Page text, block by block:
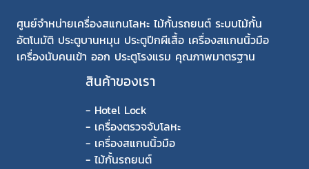
ศูนย์จำหน่ายเครื่องสแกนโลหะ ไม้กั้นรถยนต์ ระบบไม้กั้น
อัตโนมัติ ประตูบานหมุน ประตูปีกผีเสื้อ เครื่องสแกนนิ้วมือ
เครื่องนับคนเข้า ออก ประตูโรงแรม คุณภาพมาตรฐาน
สินค้าของเรา
- Hotel Lock
- เครื่องตรวจจับโลหะ
- เครื่องสแกนนิ้วมือ
- ไม้กั้นรถยนต์